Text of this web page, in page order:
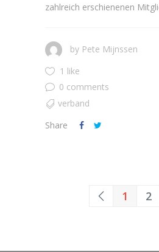
zahlreich erschienenen
by Pete Mijnssen
1 like
0 comments
verband
Share
1 2